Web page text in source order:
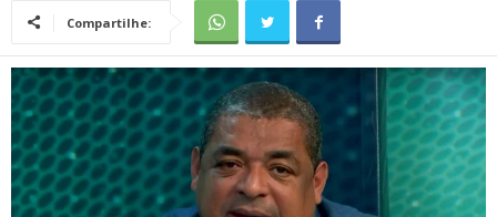
Compartilhe: